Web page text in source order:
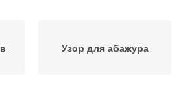
Узор для абажура